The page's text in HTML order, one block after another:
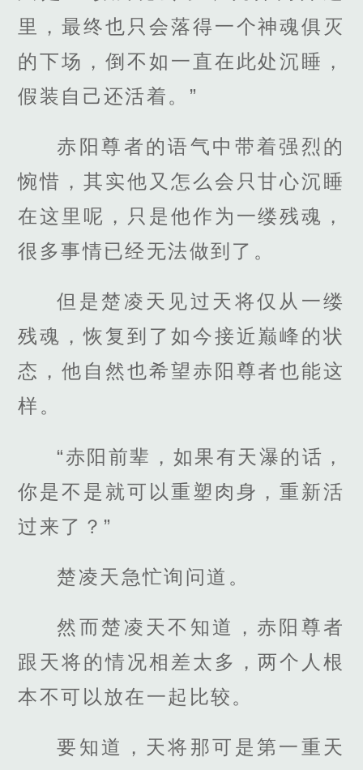
里，最终也只会落得一个神魂俱灭
的下场，倒不如一直在此处沉睡，
假装自己还活着。”
赤阳尊者的语气中带着强烈的
惋惜，其实他又怎么会只甘心沉睡
在这里呢，只是他作为一缕残魂，
很多事情已经无法做到了。
但是楚凌天见过天将仅从一缕
残魂，恢复到了如今接近巅峰的状
态，他自然也希望赤阳尊者也能这
样。
“赤阳前辈，如果有天瀑的话，
你是不是就可以重塑肉身，重新活
过来了？”
楚凌天急忙询问道。
然而楚凌天不知道，赤阳尊者
跟天将的情况相差太多，两个人根
本不可以放在一起比较。
要知道，天将那可是第一重天